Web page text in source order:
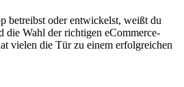
betreibst oder entwickelst, weißt du
die Wahl der richtigen eCommerce-
vielen die Tür zu einem erfolgreichen